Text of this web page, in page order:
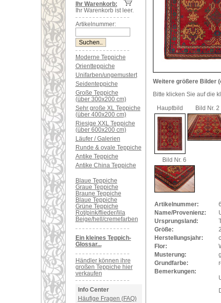
Ihr Warenkorb:
Ihr Warenkorb ist leer.
Artikelnummer:
Moderne Teppiche
Orientteppiche
Unifarben/ungemustert
Seidenteppiche
Große Teppiche
(über 300x200 cm)
Sehr große XL Teppiche
(über 400x200 cm)
Riesige XXL Teppiche
(über 600x200 cm)
Läufer / Galerien
Runde & ovale Teppiche
Antike Teppiche
Antike China Teppiche
Blaue Teppiche
Graue Teppiche
Braune Teppiche
Blaue Teppiche
Grüne Teppiche
Rot/pink/flieder/lila
Beige/hell/cremefarben
Ein kleines Teppich-
Glossar...
Händler können ihre
großen Teppiche hier
verkaufen
Info Center
Häufige Fragen (FAQ)
Weitere größere Bilder
Bitte klicken Sie auf die
Hauptbild
Bild Nr. 2
Bild Nr. 6
Artikelnummer:
Name/Provenienz:
Ursprungsland:
Größe:
Herstellungsjahr:
Flor:
Musterung:
Grundfarbe:
Bemerkungen: